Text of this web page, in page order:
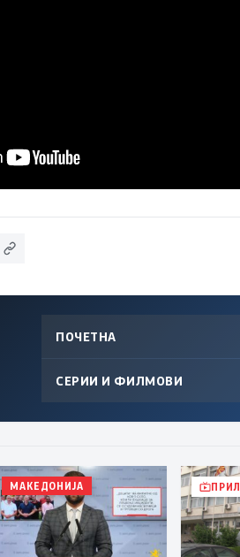
ПОЧЕТНА
СЕРИИ И ФИЛМОВИ
МАКЕДОНИЈА